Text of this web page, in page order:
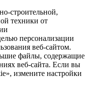
строительной,
техники от
персонализации
веб-сайтом.
файлы, содержащие
веб-сайта. Если вы
измените настройки